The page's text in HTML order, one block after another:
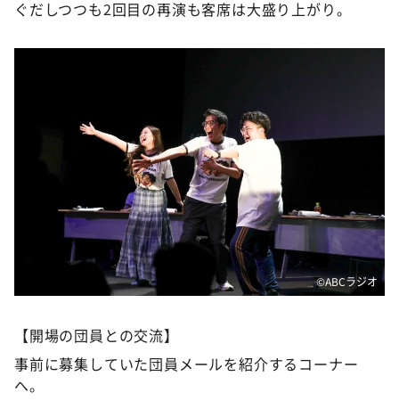
ぐだしつつも2回目の再演も客席は大盛り上がり。
©️ABCラジオ
【開場の団員との交流】
事前に募集していた団員メールを紹介するコーナー
へ。